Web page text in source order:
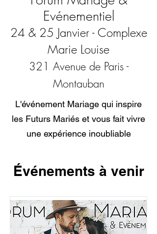
Evénementiel
24 & 25 Janvier - Complexe
Marie Louise
321 Avenue de Paris -
Montauban
L'événement Mariage qui inspire
les Futurs Mariés et vous fait vivre
une expérience inoubliable
Événements à venir